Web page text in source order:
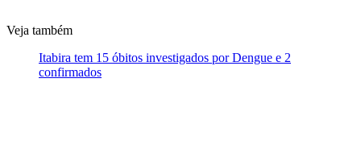
Veja também
Itabira tem 15 óbitos investigados por Dengue e 2
confirmados